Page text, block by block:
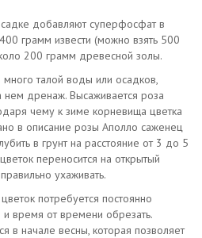
добавляют суперфосфат в
грамм извести (можно взять 500
200 грамм древесной золы.
много талой воды или осадков,
нем дренаж. Высаживается роза
чему к зиме корневища цветка
в описание розы Аполло саженец
в грунт на расстояние от 3 до 5
переносится на открытый
ухаживать.
потребуется постоянно
и время от времени обрезать.
в начале весны, которая позволяет